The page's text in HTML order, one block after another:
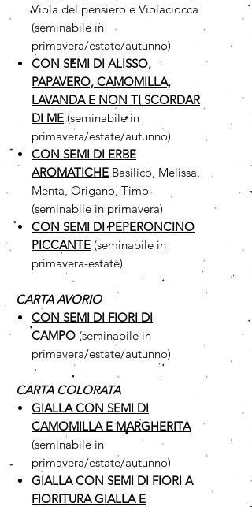
Viola del pensiero e Violaciocca
(seminabile in
primavera/estate/autunno)
CON SEMI DI ALISSO,
PAPAVERO, CAMOMILLA,
LAVANDA E NON TI SCORDAR
DI ME(seminabile in
primavera/estate/autunno)
CON SEMI DI ERBE
AROMATICHE Basilico, Melissa,
Menta, Origano, Timo
(seminabile in primavera)
CON SEMI DI PEPERONCINO
PICCANTE (seminabile in
primavera-estate)
CARTA AVORIO
CON SEMI DI FIORI DI
CAMPO (seminabile in
primavera/estate/autunno)
CARTA COLORATA
GIALLA CON SEMI DI
CAMOMILLA E MARGHERITA
(seminabile in
primavera/estate/autunno)
GIALLA CON SEMI DI FIORI A
FIORITURA GIALLA E